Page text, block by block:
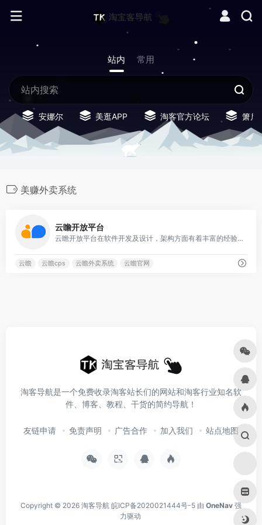
站内 常用
安娜尔 美逛APP 淘客官方论坛 箫启
美赚外卖系统
云瞻开放平台
云瞻开放平台在软件开发及设计，架构方面有着丰富的经验，致力于打造国内领先的一站式服务分发平台，提供一站式SaaS服务，专业解决推广过程中瞬息万变的市场中抢占先机。为大中小淘客提供周到的一站式服务。
云瞻 云瞻cps 云瞻外卖系统 云瞻官网
淘客导航是一个免费收录淘客站长们的网站和淘客行业知名软
件、博客、教程、干货的简约导航！
友链申请 免责声明 广告合作 加入我们 站点地图
Copyright © 2026 淘客导航 皖ICP备2020021444号-5 由 OneNav 强
力驱动